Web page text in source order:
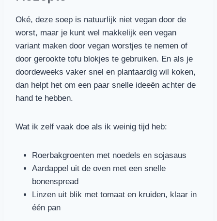
Oké, deze soep is natuurlijk niet vegan door de
worst, maar je kunt wel makkelijk een vegan
variant maken door vegan worstjes te nemen of
door gerookte tofu blokjes te gebruiken. En als je
doordeweeks vaker snel en plantaardig wil koken,
dan helpt het om een paar snelle ideeën achter de
hand te hebben.
Wat ik zelf vaak doe als ik weinig tijd heb:
Roerbakgroenten met noedels en sojasaus
Aardappel uit de oven met een snelle
bonenspread
Linzen uit blik met tomaat en kruiden, klaar in
één pan